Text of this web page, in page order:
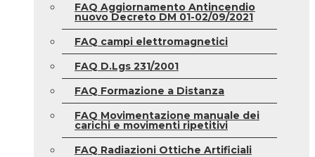
FAQ Aggiornamento Antincendio
nuovo Decreto DM 01-02/09/2021
FAQ campi elettromagnetici
FAQ D.Lgs 231/2001
FAQ Formazione a Distanza
FAQ Movimentazione manuale dei
carichi e movimenti ripetitivi
FAQ Radiazioni Ottiche Artificiali